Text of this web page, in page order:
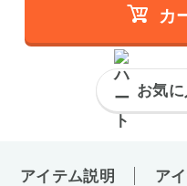
カ
お気
アイテム説明 ア